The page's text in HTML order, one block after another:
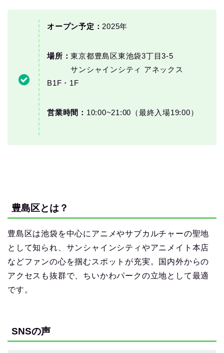
オープン予定： 2025年
場所：東京都豊島区東池袋3丁目3-5
サンシャインシティ アネックス
B1F・1F
営業時間： 10:00~21:00（最終入場19:00）
豊島区とは？
豊島区は池袋を中心にアニメやサブカルチャーの聖地
として知られ、サンシャインシティやアニメイト本店
などファンの心を掴むスポットが充実。国内外からの
アクセスも抜群で、ちいかわパークの立地として最適
です。
SNSの声